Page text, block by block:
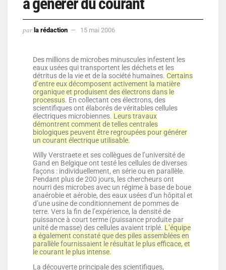
par la rédaction 15 mai 2006
Des millions de microbes minuscules infestent les
eaux usées qui transportent les déchets et les
détritus de la vie et de la société humaines. Certains
d’entre eux décomposent activement la matière
organique et produisent des électrons dans le
processus. En collectant ces électrons, des
scientifiques ont élaborés de véritables cellules
électriques microbiennes. Leurs travaux
démontrent comment de telles centrales
biologiques peuvent être regroupées pour générer
un courant électrique utilisable.
Willy Verstraete et ses collègues de l’université de
Gand en Belgique ont testé les cellules de diverses
façons : individuellement, en série ou en parallèle.
Pendant plus de 200 jours, les chercheurs ont
nourri des microbes avec un régime à base de boue
anaérobie et aérobie, des eaux usées d’un hôpital et
d’une usine de conditionnement de pommes de
terre. Vers la fin de l’expérience, la densité de
puissance à court terme (puissance produite par
unité de masse) des cellules avaient triplé. L’équipe
a également constaté que des piles assemblées en
parallèle fournissaient le résultat le plus efficace, et
le courant le plus intense.
La découverte principale des scientifiques,